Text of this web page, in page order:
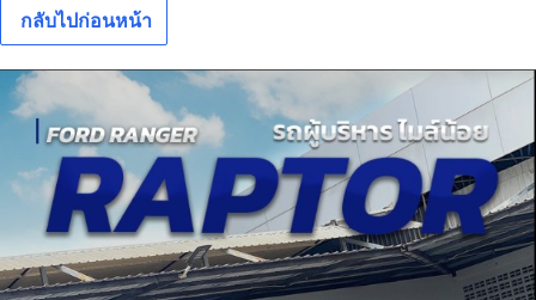
กลับไปก่อนหน้า